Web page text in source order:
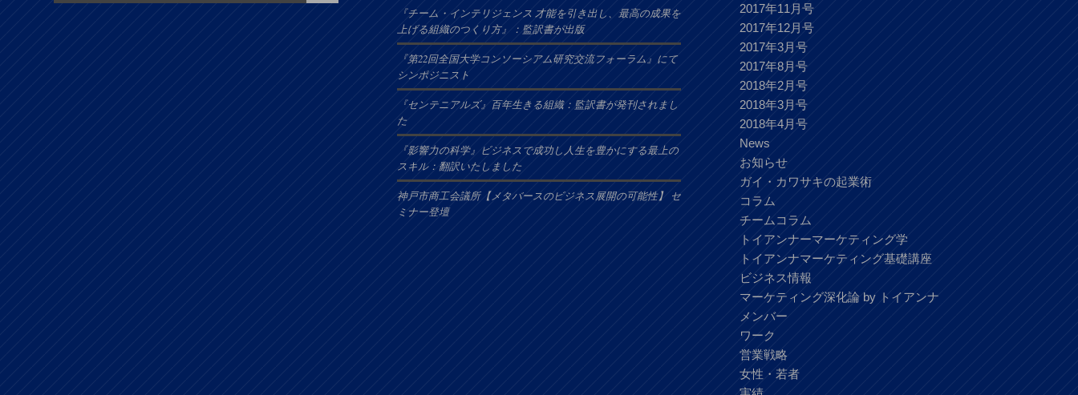
『チーム・インテリジェンス 才能を引き出し、最高の成果を
上げる組織のつくり方』：監訳書が出版
『第22回全国大学コンソーシアム研究交流フォーラム』にて
シンポジニスト
『センテニアルズ』百年生きる組織：監訳書が発刊されまし
た
『影響力の科学』ビジネスで成功し人生を豊かにする最上の
スキル：翻訳いたしました
神戸市商工会議所【メタバースのビジネス展開の可能性】 セ
ミナー登壇
2017年11月号
2017年12月号
2017年3月号
2017年8月号
2018年2月号
2018年3月号
2018年4月号
News
お知らせ
ガイ・カワサキの起業術
コラム
チームコラム
トイアンナーマーケティング学
トイアンナマーケティング基礎講座
ビジネス情報
マーケティング深化論 by トイアンナ
メンバー
ワーク
営業戦略
女性・若者